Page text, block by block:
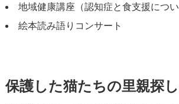
地域健康講座（認知症と食支援につい
絵本読み語りコンサート
保護した猫たちの里親探し